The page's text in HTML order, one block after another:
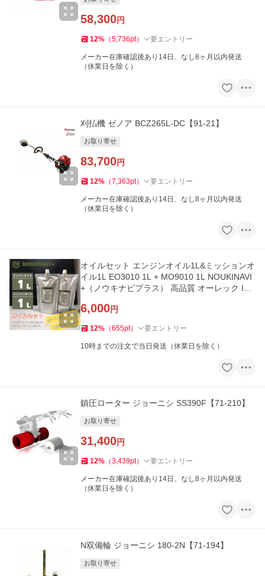
58,300円
12% （5,736pt） 要エントリー
メーカー在庫確認後あり14日、なし8ヶ月以内発送
（休業日を除く）
刈払機 ゼノア BCZ265L-DC【91-21】
お取り寄せ
83,700円
12% （7,363pt） 要エントリー
メーカー在庫確認後あり14日、なし8ヶ月以内発送
（休業日を除く）
オイルセット エンジンオイル1L&ミッションオ
イル1L EO3010 1L + MO9010 1L NOUKINAVI
+（ノウキナビプラス） 高品質 オーレック ISE
6,000円
12% （655pt） 要エントリー
10時までの注文で当日発送（休業日を除く）
鎮圧ローター ジョーニシ SS390F【71-210】
お取り寄せ
31,400円
12% （3,439pt） 要エントリー
メーカー在庫確認後あり14日、なし8ヶ月以内発送
（休業日を除く）
N双備輪 ジョーニシ 180-2N【71-194】
お取り寄せ